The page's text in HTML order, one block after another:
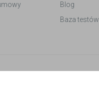
Blog
Baza testów